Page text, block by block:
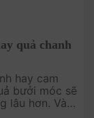
quả chanh
hay cam
bưởi móc sẽ
lâu hơn. Và